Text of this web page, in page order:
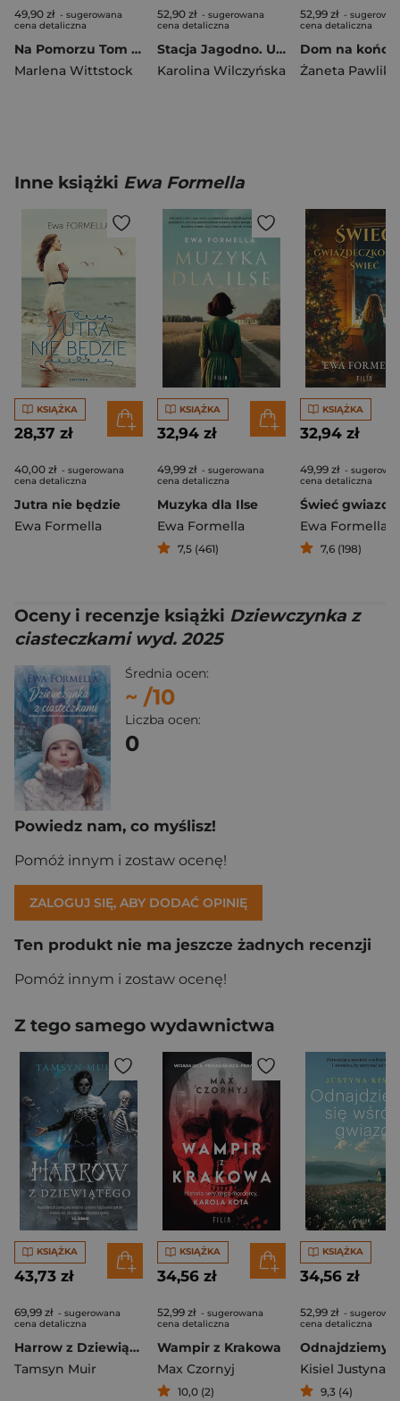
49,90 zł - sugerowana
cena detaliczna
Na Pomorzu Tom 2 Zanim ucichnie rzeki śpiew
Marlena Wittstock
52,90 zł - sugerowana
cena detaliczna
Stacja Jagodno. Uczucia zaklęte w kamieniu (ilustrowane brzegi)
Karolina Wilczyńska
52,99 zł -
cena detaliczna
Żaneta Pawlik
Inne książki Ewa Formella
KSIĄŻKA
28,37 zł
40,00 zł - sugerowana
cena detaliczna
Jutra nie będzie
Ewa Formella
KSIĄŻKA
32,94 zł
49,99 zł - sugerowana
cena detaliczna
Muzyka dla Ilse
Ewa Formella
7,5 (461)
KSIĄŻKA
32,94 zł
49,99 zł -
cena detaliczna
Ewa Formella
7,6 (198)
Oceny i recenzje książki Dziewczynka z
ciasteczkami wyd. 2025
Średnia ocen:
~ /10
Liczba ocen:
0
Powiedz nam, co myślisz!
Pomóż innym i zostaw ocenę!
ZALOGUJ SIĘ, ABY DODAĆ OPINIĘ
Ten produkt nie ma jeszcze żadnych recenzji
Pomóż innym i zostaw ocenę!
Z tego samego wydawnictwa
KSIĄŻKA
43,73 zł
69,99 zł - sugerowana
cena detaliczna
Harrow z Dziewiątego
Tamsyn Muir
KSIĄŻKA
34,56 zł
52,99 zł - sugerowana
cena detaliczna
Wampir z Krakowa
Max Czornyj
10,0 (2)
KSIĄŻKA
34,56 zł
52,99 zł -
cena detaliczna
Kisiel Justyna
9,3 (4)